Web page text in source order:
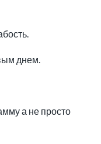
днем.
а не просто